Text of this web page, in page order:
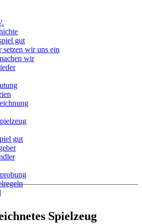
gut
setzen wir uns ein
wir
gut
Spielzeug